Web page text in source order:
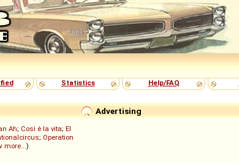
Statistics Help/FAQ
Advertising
Ah; Così è la vita; El
; Operation
more...)